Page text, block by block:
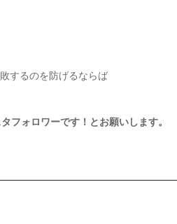
するのを防げるならば
ォロワーです！とお願いします。